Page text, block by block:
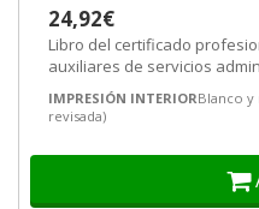
24,92€
Libro del certificado
auxiliares de servicios
IMPRESIÓN INTERIORBlanco y
revisada)